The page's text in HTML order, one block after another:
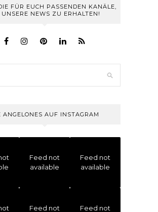
FÜR EUCH PASSENDEN KANÄLE,
UNSERE NEWS ZU ERHALTEN!
ANGELONES AUF INSTAGRAM
Feed not
available
Feed not
available
Feed not Feed not